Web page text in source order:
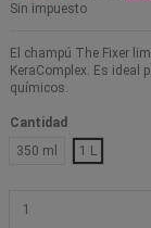
Sin impuesto
El champú The Fixer
KeraComplex. Es ideal
químicos.
Cantidad
350 ml
1 L